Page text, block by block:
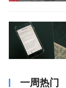
一周热门